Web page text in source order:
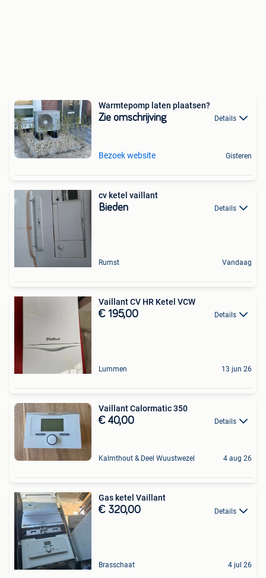
Warmtepomp laten plaatsen?
Zie omschrijving Details
Bezoek website Gisteren
cv ketel vaillant
Bieden Details
Rumst Vandaag
Vaillant CV HR Ketel VCW
€ 195,00 Details
Lummen 13 jun 26
Vaillant Calormatic 350
€ 40,00 Details
Kalmthout & Deel Wuustwezel 4 aug 26
Gas ketel Vaillant
€ 320,00 Details
Brasschaat 4 jul 26